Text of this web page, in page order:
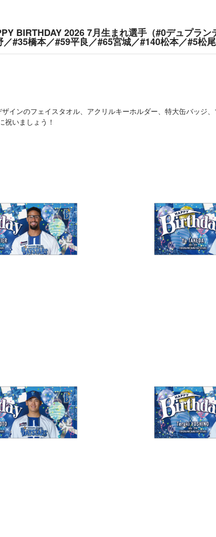
BIRTHDAY 2026 7月生まれ選手（#0デュプラン
#35橋本／#59平良／#65宮城／#140松本／#5松
インのフェイスタオル、アクリルキーホルダー、特大缶バッジ、
祝いましょう！